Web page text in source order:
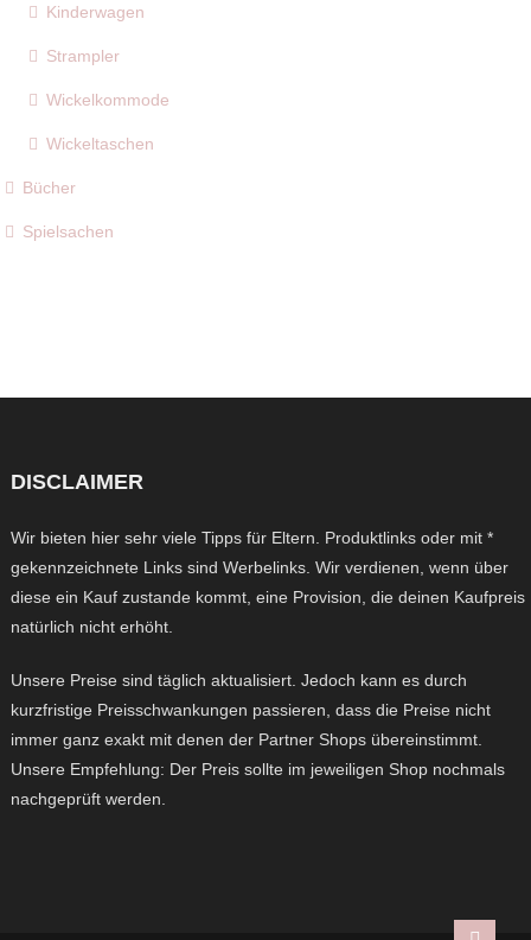
Kinderwagen
Strampler
Wickelkommode
Wickeltaschen
Bücher
Spielsachen
DISCLAIMER
Wir bieten hier sehr viele Tipps für Eltern. Produktlinks oder mit *
gekennzeichnete Links sind Werbelinks. Wir verdienen, wenn über
diese ein Kauf zustande kommt, eine Provision, die deinen Kaufpreis
natürlich nicht erhöht.
Unsere Preise sind täglich aktualisiert. Jedoch kann es durch
kurzfristige Preisschwankungen passieren, dass die Preise nicht
immer ganz exakt mit denen der Partner Shops übereinstimmt.
Unsere Empfehlung: Der Preis sollte im jeweiligen Shop nochmals
nachgeprüft werden.